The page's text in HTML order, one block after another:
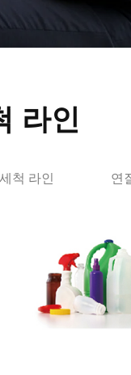
라인
척 라인
연